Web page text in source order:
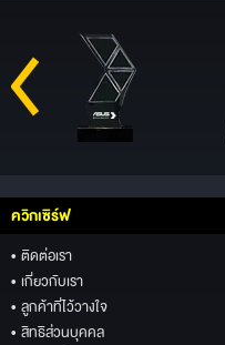
ควิกเซิร์ฟ
• ติดต่อเรา
• เกี่ยวกับเรา
• ลูกค้าที่ไว้วางใจ
• สิทธิส่วนบุคคล